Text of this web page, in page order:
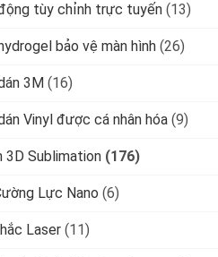
tùy chỉnh trực tuyến (13)
bảo vệ màn hình (26)
3M (16)
Vinyl được cá nhân hóa (9)
3D Sublimation (176)
Lực Nano (6)
Laser (11)